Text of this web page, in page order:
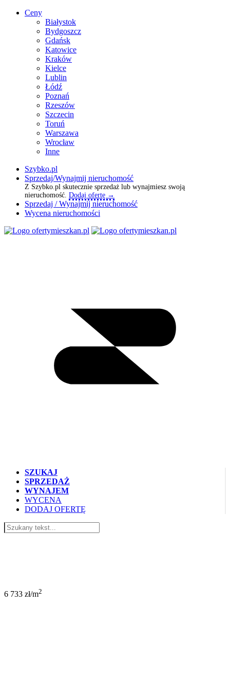
Ceny
Białystok
Bydgoszcz
Gdańsk
Katowice
Kraków
Kielce
Lublin
Łódź
Poznań
Rzeszów
Szczecin
Toruń
Warszawa
Wrocław
Inne
Szybko.pl
Sprzedaj/Wynajmij nieruchomość
Z Szybko.pl skutecznie sprzedaż lub wynajmiesz swoją
nieruchomość. Dodaj ofertę →
Sprzedaj / Wynajmij nieruchomość
Wycena nieruchomości
SZUKAJ
SPRZEDAŻ
WYNAJEM
WYCENA
DODAJ OFERTĘ
6 733 zł/m2